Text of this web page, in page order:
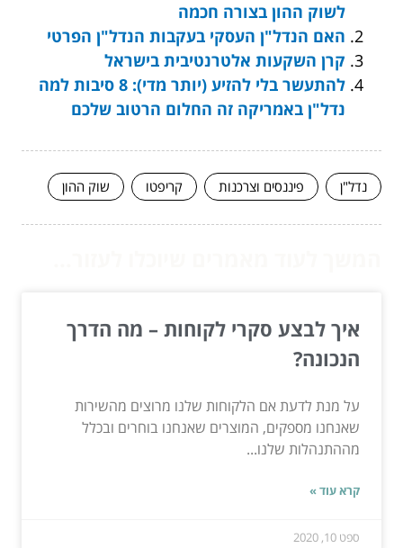
לשוק ההון בצורה חכמה
האם הנדל"ן העסקי בעקבות הנדל"ן הפרטי
קרן השקעות אלטרנטיבית בישראל
להתעשר בלי להזיע (יותר מדי): 8 סיבות למה
נדל"ן באמריקה זה החלום הרטוב שלכם
נדל"ן פיננסים וצרכנות קריפטו שוק ההון
איך לבצע סקרי לקוחות – מה הדרך
הנכונה?
על מנת לדעת אם הלקוחות שלנו מרוצים מהשירות
שאנחנו מספקים, המוצרים שאנחנו בוחרים ובכלל
מההתנהלות שלנו...
קרא עוד »
ספט 10, 2020